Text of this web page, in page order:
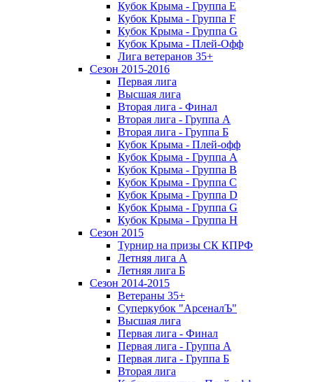
Кубок Крыма - Группа E
Кубок Крыма - Группа F
Кубок Крыма - Группа G
Кубок Крыма - Плей-Офф
Лига ветеранов 35+
Сезон 2015-2016
Первая лига
Высшая лига
Вторая лига - Финал
Вторая лига - Группа А
Вторая лига - Группа Б
Кубок Крыма - Плей-офф
Кубок Крыма - Группа A
Кубок Крыма - Группа B
Кубок Крыма - Группа C
Кубок Крыма - Группа D
Кубок Крыма - Группа G
Кубок Крыма - Группа H
Сезон 2015
Турнир на призы СК КПРФ
Летняя лига А
Летняя лига Б
Сезон 2014-2015
Ветераны 35+
Суперкубок "АрсеналЪ"
Высшая лига
Первая лига - Финал
Первая лига - Группа А
Первая лига - Группа Б
Вторая лига